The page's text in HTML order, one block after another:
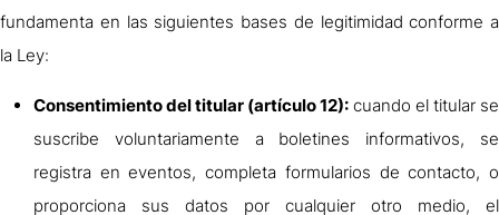
fundamenta en las siguientes bases de legitimidad conforme a
la Ley:
Consentimiento del titular (artículo 12): cuando el titular se
suscribe voluntariamente a boletines informativos, se
registra en eventos, completa formularios de contacto, o
proporciona sus datos por cualquier otro medio, el